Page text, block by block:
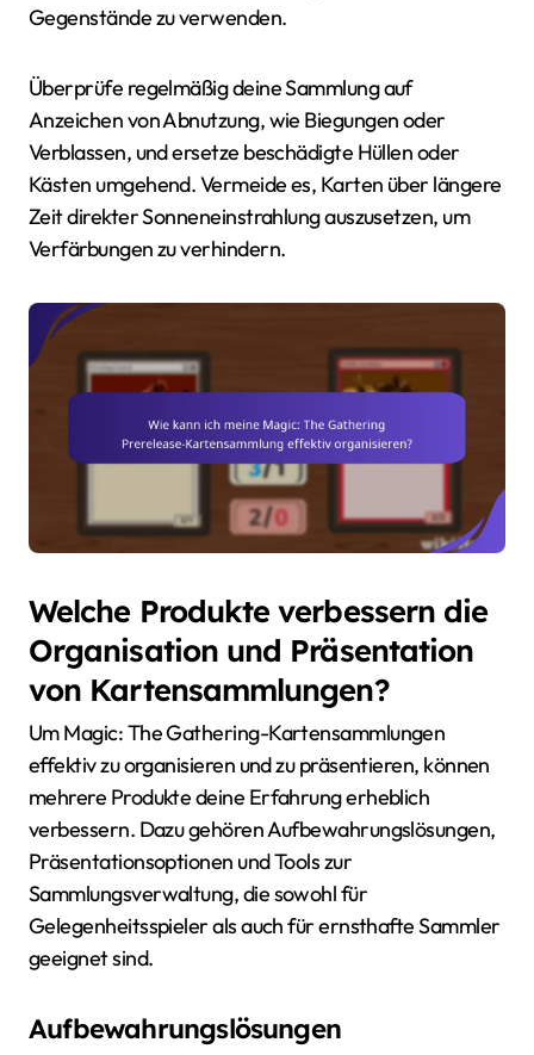
Gegenstände zu verwenden.
Überprüfe regelmäßig deine Sammlung auf
Anzeichen von Abnutzung, wie Biegungen oder
Verblassen, und ersetze beschädigte Hüllen oder
Kästen umgehend. Vermeide es, Karten über längere
Zeit direkter Sonneneinstrahlung auszusetzen, um
Verfärbungen zu verhindern.
Welche Produkte verbessern die
Organisation und Präsentation
von Kartensammlungen?
Um Magic: The Gathering-Kartensammlungen
effektiv zu organisieren und zu präsentieren, können
mehrere Produkte deine Erfahrung erheblich
verbessern. Dazu gehören Aufbewahrungslösungen,
Präsentationsoptionen und Tools zur
Sammlungsverwaltung, die sowohl für
Gelegenheitsspieler als auch für ernsthafte Sammler
geeignet sind.
Aufbewahrungslösungen